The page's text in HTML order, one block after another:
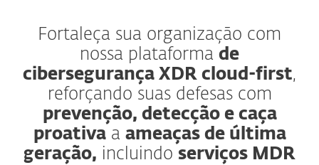
Fortaleça sua organização com
nossa plataforma de
cibersegurança XDR cloud-first,
reforçando suas defesas com
prevenção, detecção e caça
proativaa ameaças de última
geração, incluindo serviços MDR